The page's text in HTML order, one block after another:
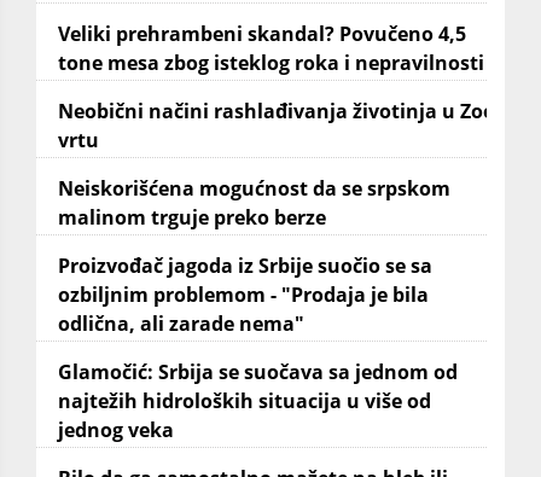
Veliki prehrambeni skandal? Povučeno 4,5
tone mesa zbog isteklog roka i nepravilnosti
Neobični načini rashlađivanja životinja u Zoo
vrtu
Neiskorišćena mogućnost da se srpskom
malinom trguje preko berze
Proizvođač jagoda iz Srbije suočio se sa
ozbiljnim problemom - "Prodaja je bila
odlična, ali zarade nema"
Glamočić: Srbija se suočava sa jednom od
najtežih hidroloških situacija u više od
jednog veka